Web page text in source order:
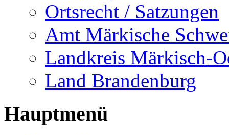
Ortsrecht / Satzungen
Amt Märkische
Landkreis Märkisch-
Land Brandenburg
Hauptmenü